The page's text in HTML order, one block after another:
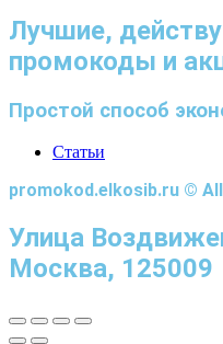
Лучшие,
промокоды и
Простой способ
Статьи
promokod.elkosib.ru ©
Улица
Москва, 125009